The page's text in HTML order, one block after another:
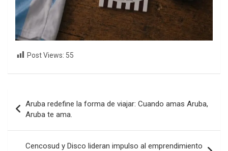
Post Views: 55
de
entradas
Aruba redefine la forma de viajar: Cuando amas Aruba,
Aruba te ama.
Cencosud y Disco lideran impulso al emprendimiento